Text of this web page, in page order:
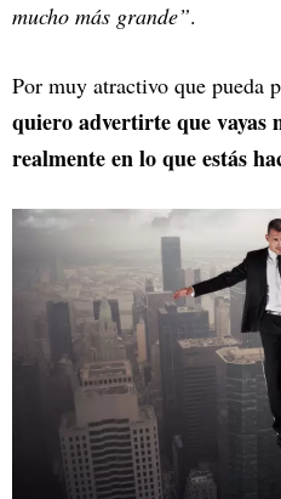
mucho más grande”.
Por muy atractivo que pueda
quiero advertirte que vayas
realmente en lo que estás